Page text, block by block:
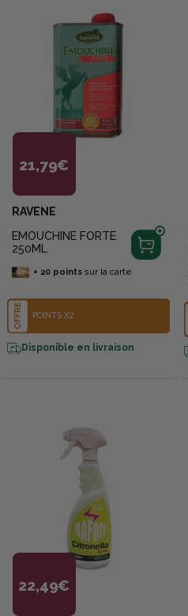
21,79€
RAVENE
EMOUCHINE FORTE
250ML
+ 20pointssur la carte
OFFRE POINTS X2
Disponible en livraison
22,49€